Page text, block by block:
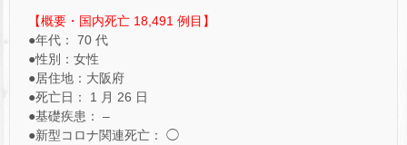
【概要・国内死亡 18,491 例目】
●年代： 70 代
●性別：女性
●居住地：大阪府
●死亡日： 1 月 26 日
●基礎疾患： –
●新型コロナ関連死亡： ◯